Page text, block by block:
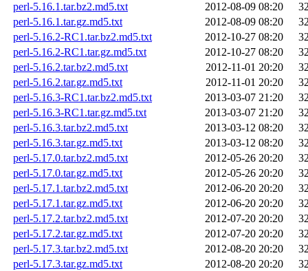
perl-5.16.1.tar.bz2.md5.txt
2012-08-09 08:20
perl-5.16.1.tar.gz.md5.txt
2012-08-09 08:20
perl-5.16.2-RC1.tar.bz2.md5.txt
2012-10-27 08:20
perl-5.16.2-RC1.tar.gz.md5.txt
2012-10-27 08:20
perl-5.16.2.tar.bz2.md5.txt
2012-11-01 20:20
perl-5.16.2.tar.gz.md5.txt
2012-11-01 20:20
perl-5.16.3-RC1.tar.bz2.md5.txt
2013-03-07 21:20
perl-5.16.3-RC1.tar.gz.md5.txt
2013-03-07 21:20
perl-5.16.3.tar.bz2.md5.txt
2013-03-12 08:20
perl-5.16.3.tar.gz.md5.txt
2013-03-12 08:20
perl-5.17.0.tar.bz2.md5.txt
2012-05-26 20:20
perl-5.17.0.tar.gz.md5.txt
2012-05-26 20:20
perl-5.17.1.tar.bz2.md5.txt
2012-06-20 20:20
perl-5.17.1.tar.gz.md5.txt
2012-06-20 20:20
perl-5.17.2.tar.bz2.md5.txt
2012-07-20 20:20
perl-5.17.2.tar.gz.md5.txt
2012-07-20 20:20
perl-5.17.3.tar.bz2.md5.txt
2012-08-20 20:20
perl-5.17.3.tar.gz.md5.txt
2012-08-20 20:20